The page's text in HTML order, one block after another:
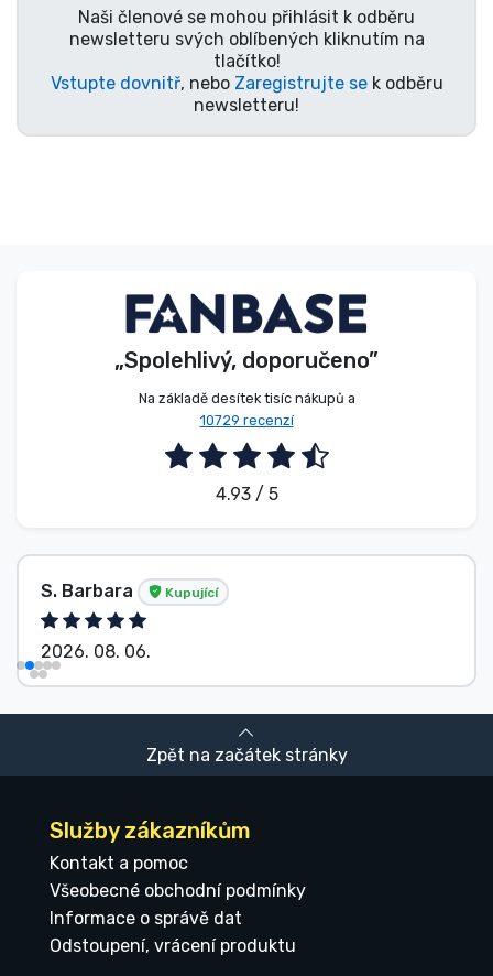
Naši členové se mohou přihlásit k odběru
newsletteru svých oblíbených kliknutím na
tlačítko!
Vstupte dovnitř, nebo Zaregistrujte sek odběru
newsletteru!
„Spolehlivý, doporučeno”
Na základě desítek tisíc nákupů a
10729 recenzí
4.93 / 5
S. Barbara Kupující
2026. 08. 06.
Zpět na začátek stránky
Služby zákazníkům
Kontakt a pomoc
Všeobecné obchodní podmínky
Informace o správě dat
Odstoupení, vrácení produktu
Anime věci
Hráčské věci
Sportovní věci